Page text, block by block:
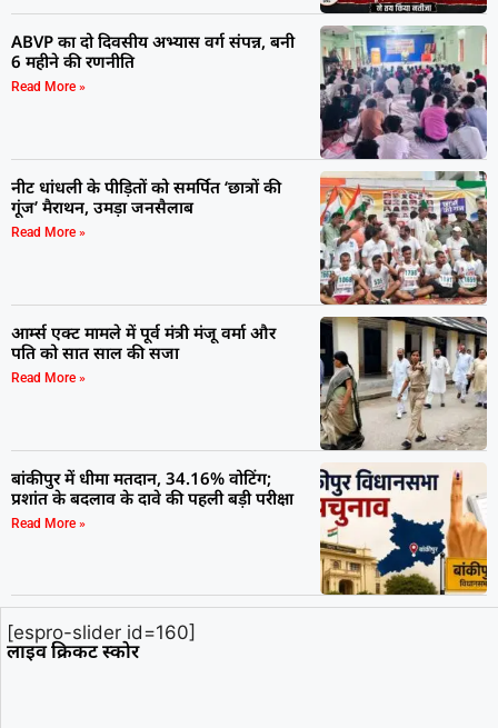
ABVP का दो दिवसीय अभ्यास वर्ग संपन्न, बनी
6 महीने की रणनीति
Read More »
नीट धांधली के पीड़ितों को समर्पित ‘छात्रों की
गूंज’ मैराथन, उमड़ा जनसैलाब
Read More »
आर्म्स एक्ट मामले में पूर्व मंत्री मंजू वर्मा और
पति को सात साल की सजा
Read More »
बांकीपुर में धीमा मतदान, 34.16% वोटिंग;
प्रशांत के बदलाव के दावे की पहली बड़ी परीक्षा
Read More »
[espro-slider id=160]
लाइव क्रिकट स्कोर